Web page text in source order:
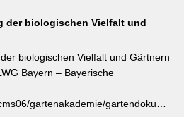
Hartriegel. Die charakteristisch
Larven des Kleinen und Großen
kahlen Fraß
Leimringe ab Herbst, gezielter
nötig – biologische
Tag: #Schädlingsbekämpfung
der biologischen Vielfalt und
biologischen Vielfalt und Gärtnern
Bayern – Bayerische
gartenakademie/